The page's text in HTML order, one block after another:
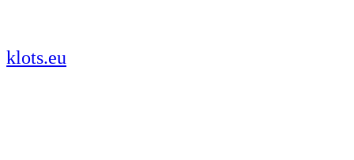
klots.eu